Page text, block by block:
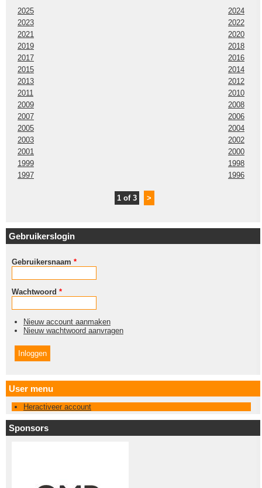
2025
2024
2023
2022
2021
2020
2019
2018
2017
2016
2015
2014
2013
2012
2011
2010
2009
2008
2007
2006
2005
2004
2003
2002
2001
2000
1999
1998
1997
1996
1 of 3 >
Gebruikerslogin
Gebruikersnaam *
Wachtwoord *
Nieuw account aanmaken
Nieuw wachtwoord aanvragen
User menu
Heractiveer account
Sponsors